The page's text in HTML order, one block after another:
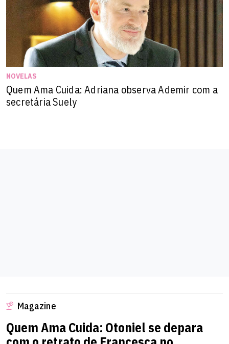
NOVELAS
Quem Ama Cuida: Adriana observa Ademir com a
secretária Suely
Magazine
Quem Ama Cuida: Otoniel se depara